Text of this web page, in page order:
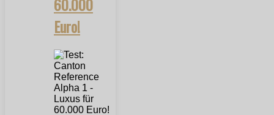
60.000
Euro!